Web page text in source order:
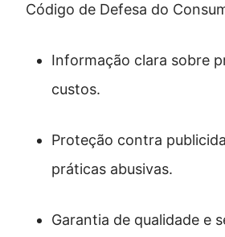
Código de Defesa do
Informação clara sobre
custos.
Proteção contra
práticas abusivas.
Garantia de qualidade e